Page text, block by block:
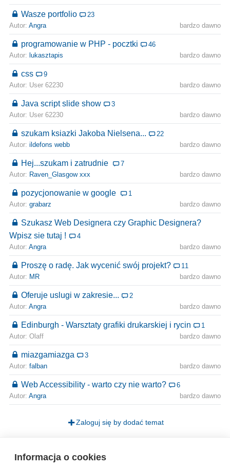
Informacja o cookies
Wasze portfolio
23
Autor: Angra bardzo dawno
programowanie w PHP - pocztki
46
Autor: lukasztapis bardzo dawno
css
9
Autor: User 62230
bardzo dawno
Java script slide show
3
Autor: User 62230
bardzo dawno
szukam ksiazki Jakoba Nielsena...
22
Autor: ildefons webb bardzo dawno
Hej...szukam i zatrudnie
7
Autor: Raven_Glasgow xxx bardzo dawno
pozycjonowanie w google
1
Autor: grabarz bardzo dawno
Szukasz Web Designera czy Graphic Designera?
Wpisz sie tutaj !
4
Autor: Angra bardzo dawno
Proszę o radę. Jak wycenić swój projekt?
11
Autor: MR bardzo dawno
Oferuje uslugi w zakresie...
2
Autor: Angra bardzo dawno
Edinburgh - Warsztaty grafiki drukarskiej i rycin
1
Autor: Olaff
bardzo dawno
miazgamiazga
3
Autor: falban bardzo dawno
Web Accessibility - warto czy nie warto?
6
Autor: Angra bardzo dawno
Zaloguj się by dodać temat